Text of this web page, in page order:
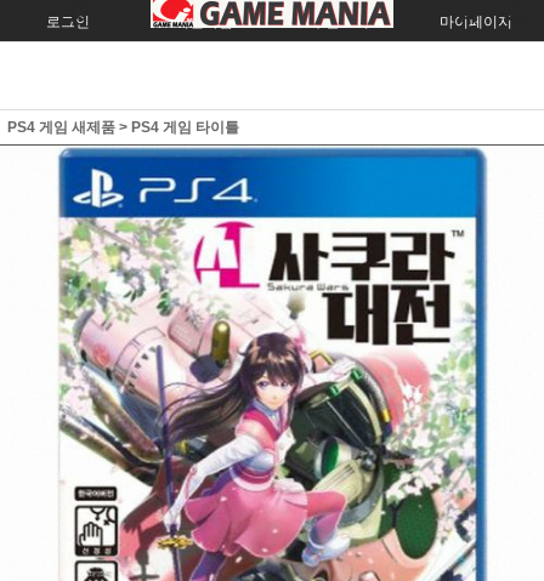
로그인 회원가입 주문조회 마이페이지
PS4 게임 새제품 > PS4 게임 타이틀